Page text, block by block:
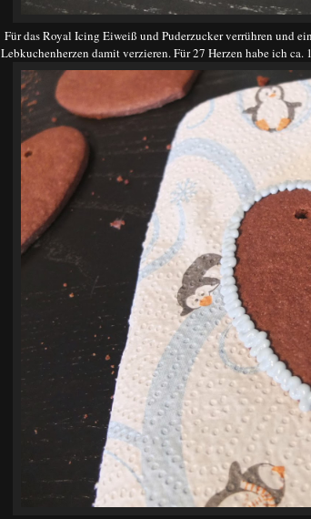
Für das Royal Icing Eiweiß und Puderzucker verrühren und
Lebkuchenherzen damit verzieren. Für 27 Herzen habe ich ca.